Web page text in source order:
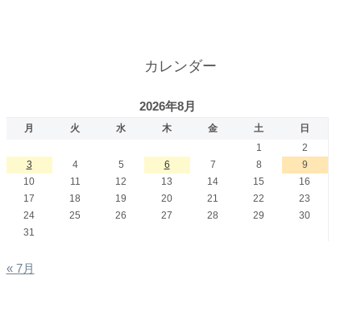
カレンダー
2026年8月
月 火 水 木 金 土
日
1
2
3
4 5 6 7 8
9
10
11 12 13 14 15
16
17
18 19 20 21 22
23
24
25 26 27 28 29
30
31
« 7月